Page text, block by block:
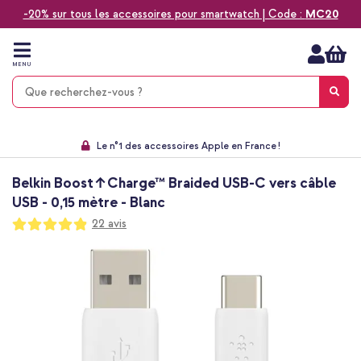
-20% sur tous les accessoires pour smartwatch | Code : MC20
Aller
contenu
MENU
Le n°1 des accessoires Apple en France !
Belkin Boost↑Charge™ Braided USB-C vers câble
USB - 0,15 mètre - Blanc
Notation:
97
100
22 avis